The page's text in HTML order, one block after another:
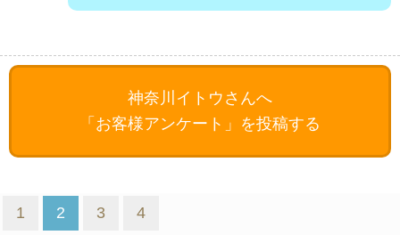
神奈川イトウさんへ
「お客様アンケート」を投稿する
1 2 3 4